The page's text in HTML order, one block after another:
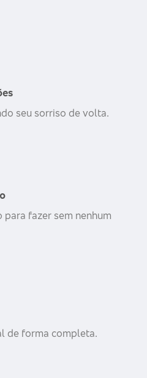
seu sorriso de volta.
para fazer sem nenhum
de forma completa.